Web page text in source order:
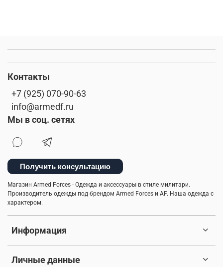
Информация
Личные данные
Контакты
+7 (925) 070-90-63
info@armedf.ru
Мы в соц. сетях
Получить консультацию
Магазин Armed Forces - Одежда и аксессуары в стиле милитари.
Производитель одежды под брендом Armed Forces и AF. Наша одежда с
характером.